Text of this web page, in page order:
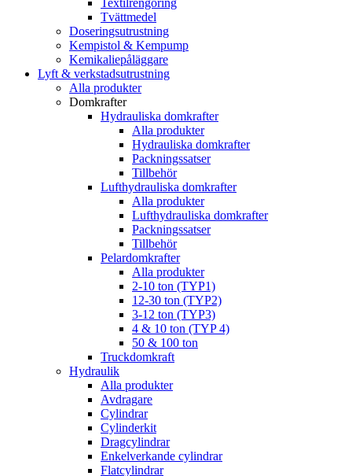
Textilrengöring
Tvättmedel
Doseringsutrustning
Kempistol & Kempump
Kemikaliepåläggare
Lyft & verkstadsutrustning
Alla produkter
Domkrafter
Hydrauliska domkrafter
Alla produkter
Hydrauliska domkrafter
Packningssatser
Tillbehör
Lufthydrauliska domkrafter
Alla produkter
Lufthydrauliska domkrafter
Packningssatser
Tillbehör
Pelardomkrafter
Alla produkter
2-10 ton (TYP1)
12-30 ton (TYP2)
3-12 ton (TYP3)
4 & 10 ton (TYP 4)
50 & 100 ton
Truckdomkraft
Hydraulik
Alla produkter
Avdragare
Cylindrar
Cylinderkit
Dragcylindrar
Enkelverkande cylindrar
Flatcylindrar